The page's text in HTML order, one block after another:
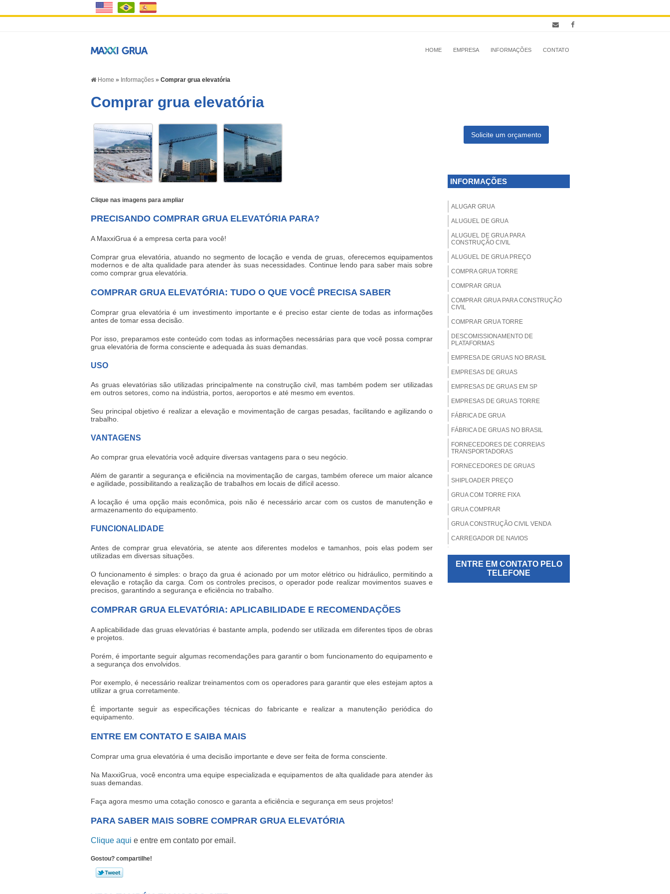
HOME EMPRESA INFORMAÇÕES CONTATO
Home » Informações » Comprar grua elevatória
Comprar grua elevatória
Clique nas imagens para ampliar
PRECISANDO COMPRAR GRUA ELEVATÓRIA PARA?
A MaxxiGrua é a empresa certa para você!
Comprar grua elevatória, atuando no segmento de locação e venda de gruas, oferecemos equipamentos
modernos e de alta qualidade para atender às suas necessidades. Continue lendo para saber mais sobre
como comprar grua elevatória.
COMPRAR GRUA ELEVATÓRIA: TUDO O QUE VOCÊ PRECISA SABER
Comprar grua elevatóriaé um investimento importante e é preciso estar ciente de todas as informações
antes de tomar essa decisão.
Por isso, preparamos este conteúdo com todas as informações necessárias para que você possa comprar
grua elevatória de forma consciente e adequada às suas demandas.
USO
As gruas elevatórias são utilizadas principalmente na construção civil, mas também podem ser utilizadas
em outros setores, como na indústria, portos, aeroportos e até mesmo em eventos.
Seu principal objetivo é realizar a elevação e movimentação de cargas pesadas, facilitando e agilizando o
trabalho.
VANTAGENS
Ao comprar grua elevatória você adquire diversas vantagens para o seu negócio.
Além de garantir a segurança e eficiência na movimentação de cargas, também oferece um maior alcance
e agilidade, possibilitando a realização de trabalhos em locais de difícil acesso.
A locação é uma opção mais econômica, pois não é necessário arcar com os custos de manutenção e
armazenamento do equipamento.
FUNCIONALIDADE
Antes decomprar grua elevatória, se atente aos diferentes modelos e tamanhos, pois elas podem ser
utilizadas em diversas situações.
O funcionamento é simples: o braço da grua é acionado por um motor elétrico ou hidráulico, permitindo a
elevação e rotação da carga. Com os controles precisos, o operador pode realizar movimentos suaves e
precisos, garantindo a segurança e eficiência no trabalho.
COMPRAR GRUA ELEVATÓRIA: APLICABILIDADE E RECOMENDAÇÕES
A aplicabilidade das gruas elevatórias é bastante ampla, podendo ser utilizada em diferentes tipos de obras
e projetos.
Porém, é importante seguir algumas recomendações para garantir o bom funcionamento do equipamento e
a segurança dos envolvidos.
Por exemplo, é necessário realizar treinamentos com os operadores para garantir que eles estejam aptos a
utilizar a grua corretamente.
É importante seguir as especificações técnicas do fabricante e realizar a manutenção periódica do
equipamento.
ENTRE EM CONTATO E SAIBA MAIS
Comprar uma grua elevatória é uma decisão importante e deve ser feita de forma consciente.
Na MaxxiGrua, você encontra uma equipe especializada e equipamentos de alta qualidade para atender às
suas demandas.
Faça agora mesmo uma cotação conosco e garanta a eficiência e segurança em seus projetos!
PARA SABER MAIS SOBRE COMPRAR GRUA ELEVATÓRIA
Clique aqui e entre em contato por email.
Gostou? compartilhe!
Solicite um orçamento
INFORMAÇÕES
ALUGAR GRUA
ALUGUEL DE GRUA
ALUGUEL DE GRUA PARA
CONSTRUÇÃO CIVIL
ALUGUEL DE GRUA PREÇO
COMPRA GRUA TORRE
COMPRAR GRUA
COMPRAR GRUA PARA CONSTRUÇÃO
CIVIL
COMPRAR GRUA TORRE
DESCOMISSIONAMENTO DE
PLATAFORMAS
EMPRESA DE GRUAS NO BRASIL
EMPRESAS DE GRUAS
EMPRESAS DE GRUAS EM SP
EMPRESAS DE GRUAS TORRE
FÁBRICA DE GRUA
FÁBRICA DE GRUAS NO BRASIL
FORNECEDORES DE CORREIAS
TRANSPORTADORAS
FORNECEDORES DE GRUAS
SHIPLOADER PREÇO
GRUA COM TORRE FIXA
GRUA COMPRAR
GRUA CONSTRUÇÃO CIVIL VENDA
CARREGADOR DE NAVIOS
GRUA MÓVEL
GRUA PARA CONSTRUÇÃO
ENTRE EM CONTATO PELO
TELEFONE